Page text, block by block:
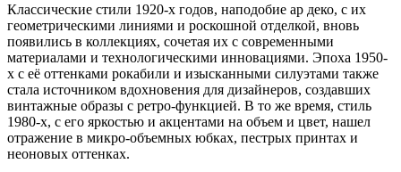
Классические стили 1920-х годов, наподобие ар деко, с их
геометрическими линиями и роскошной отделкой, вновь
появились в коллекциях, сочетая их с современными
материалами и технологическими инновациями. Эпоха 1950-
х с её оттенками рокабили и изысканными силуэтами также
стала источником вдохновения для дизайнеров, создавших
винтажные образы с ретро-функцией. В то же время, стиль
1980-х, с его яркостью и акцентами на объем и цвет, нашел
отражение в микро-объемных юбках, пестрых принтах и
неоновых оттенках.